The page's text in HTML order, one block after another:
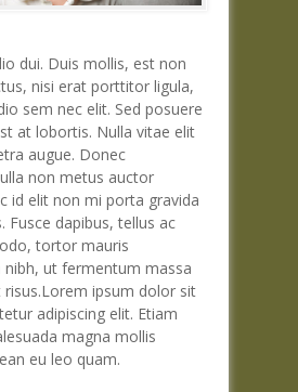
dui. Duis mollis, est non
nisi erat porttitor ligula,
sem nec elit. Sed posuere
at lobortis. Nulla vitae elit
augue. Donec
non metus auctor
id elit non mi porta gravida
Fusce dapibus, tellus ac
tortor mauris
ut fermentum massa
ipsum dolor sit
adipiscing elit. Etiam
magna mollis
eu leo quam.